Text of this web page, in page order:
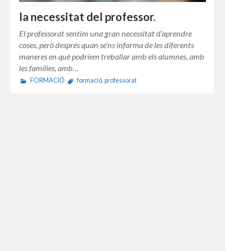
la necessitat del professor.
El professorat sentim una gran necessitat d’aprendre
coses, però després quan se’ns informa de les diferents
maneres en què podríem treballar amb els alumnes, amb
les famílies, amb…
FORMACIÓ formació, professorat